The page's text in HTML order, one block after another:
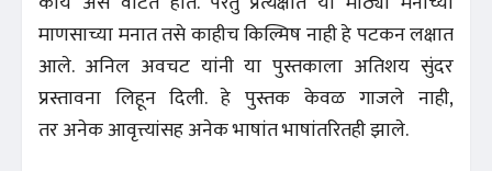
माणसाच्या मनात तसे काहीच किल्मिष नाही हे पटकन लक्षात
आले. अनिल अवचट यांनी या पुस्तकाला अतिशय सुंदर
प्रस्तावना लिहून दिली. हे पुस्तक केवळ गाजले नाही,
तर अनेक आवृत्त्यांसह अनेक भाषांत भाषांतरितही झाले.